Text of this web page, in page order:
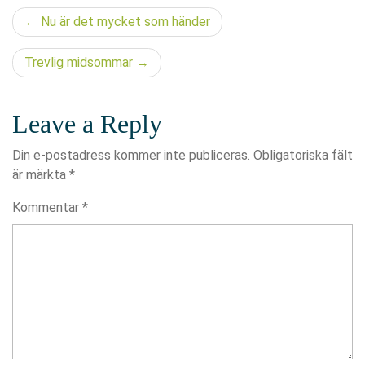
Inläggsnavigering
Nu är det mycket som händer
Trevlig midsommar
Leave a Reply
Din e-postadress kommer inte publiceras. Obligatoriska fält
är märkta *
Kommentar *